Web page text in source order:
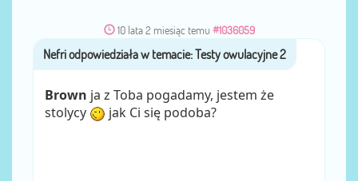
10 lata 2 miesiąc temu #1036059
przezNefri
Brown ja z Toba pogadamy, jestem że
stolycy
jak Ci się podoba?